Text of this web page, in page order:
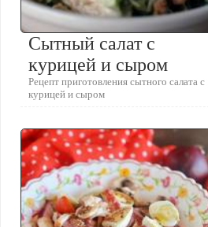
Сытный салат с
курицей и сыром
Рецепт приготовления сытного салата с
курицей и сыром